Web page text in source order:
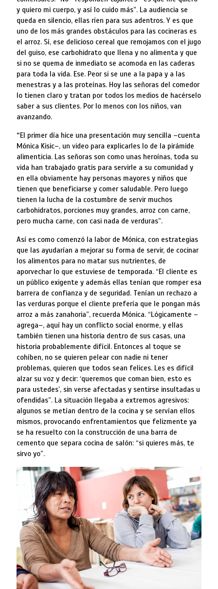
y quiero mi cuerpo, y así lo cuido más”. La audiencia se
queda en silencio, ellas ríen para sus adentros. Y es que
uno de los más grandes obstáculos para las cocineras es
el arroz. Sí, ese delicioso cereal que remojamos con el jugo
del guiso, ese carbohidrato que llena y no alimenta y que
si no se quema de inmediato se acomoda en las caderas
para toda la vida. Ese. Peor si se une a la papa y a las
menestras y a las proteínas. Hoy las señoras del comedor
lo tienen claro y tratan por todos los medios de hacérselo
saber a sus clientes. Por lo menos con los niños, van
avanzando.
“El primer día hice una presentación muy sencilla –cuenta
Mónica Kisic–, un video para explicarles lo de la pirámide
alimenticia. Las señoras son como unas heroínas, toda su
vida han trabajado gratis para servirle a su comunidad y
en ella obviamente hay personas mayores y niños que
tienen que beneficiarse y comer saludable. Pero luego
tienen la lucha de la costumbre de servir muchos
carbohidratos, porciones muy grandes, arroz con carne,
pero mucha carne, con casi nada de verduras”.
Así es como comenzó la labor de Mónica, con estrategias
que las ayudarían a mejorar su forma de servir, de cocinar
los alimentos para no matar sus nutrientes, de
aporvechar lo que estuviese de temporada. “El cliente es
un público exigente y además ellas tenían que romper esa
barrera de confianza y de seguridad. Tenían un rechazo a
las verduras porque el cliente prefería que le pongan más
arroz a más zanahoria”, recuerda Mónica. “Lógicamente –
agrega–, aquí hay un conflicto social enorme, y ellas
también tienen una historia dentro de sus casas, una
historia probablemente difícil. Entonces al toque se
cohíben, no se quieren pelear con nadie ni tener
problemas, quieren que todos sean felices. Les es difícil
alzar su voz y decir: ‘queremos que coman bien, esto es
para ustedes’, sin verse afectadas y sentirse insultadas u
ofendidas”. La situación llegaba a extremos agresivos:
algunos se metían dentro de la cocina y se servían ellos
mismos, provocando enfrentamientos que felizmente ya
se ha resuelto con la construcción de una barra de
cemento que separa cocina de salón: “si quieres más, te
sirvo yo”.